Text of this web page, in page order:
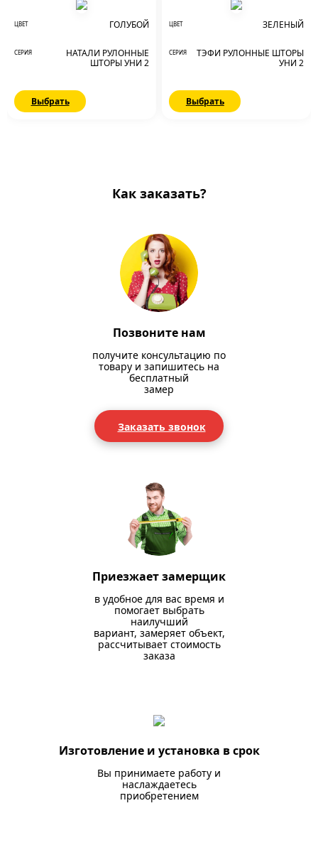
ЦВЕТ ГОЛУБОЙ
СЕРИЯ
НАТАЛИ РУЛОННЫЕ
ШТОРЫ УНИ 2
Выбрать
ЦВЕТ ЗЕЛЕНЫЙ
СЕРИЯ
ТЭФИ РУЛОННЫЕ ШТОРЫ
УНИ 2
Выбрать
Как заказать?
Позвоните нам
получите консультацию по
товару и запишитесь на
бесплатный
замер
Заказать звонок
Приезжает замерщик
в удобное для вас время и
помогает выбрать
наилучший
вариант, замеряет объект,
рассчитывает стоимость
заказа
Изготовление и установка в срок
Вы принимаете работу и
наслаждаетесь
приобретением